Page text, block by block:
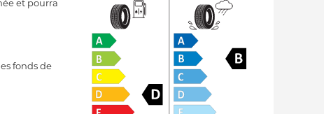
et pourra
fonds de